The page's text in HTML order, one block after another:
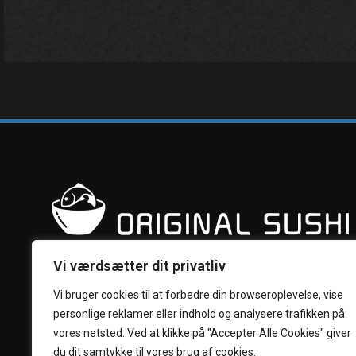
Vi værdsætter dit privatliv
Vi bruger cookies til at forbedre din browseroplevelse, vise
personlige reklamer eller indhold og analysere trafikken på
vores netsted. Ved at klikke på "Accepter Alle Cookies" giver
du dit samtykke til vores brug af cookies.